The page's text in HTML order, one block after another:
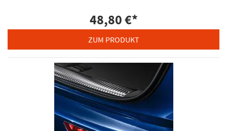
48,80 €*
ZUM PRODUKT